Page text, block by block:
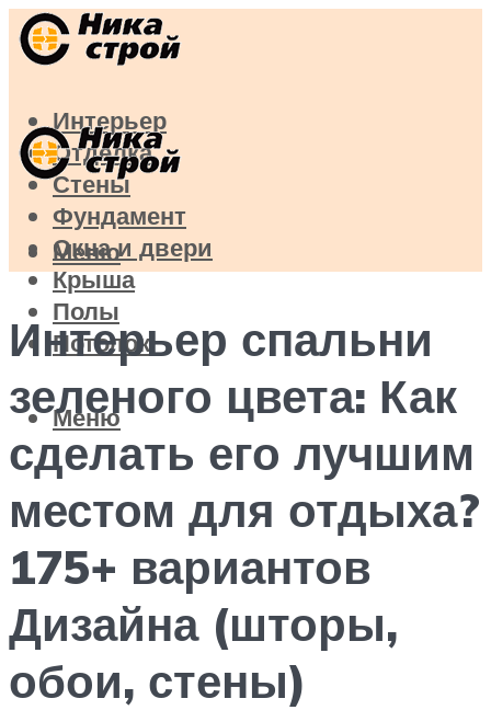
Интерьер
Отделка
Стены
Фундамент
Окна и двери
Крыша
Полы
Потолок
Меню
Меню
Интерьер спальни
зеленого цвета: Как
сделать его лучшим
местом для отдыха?
175+ вариантов
Дизайна (шторы,
обои, стены)